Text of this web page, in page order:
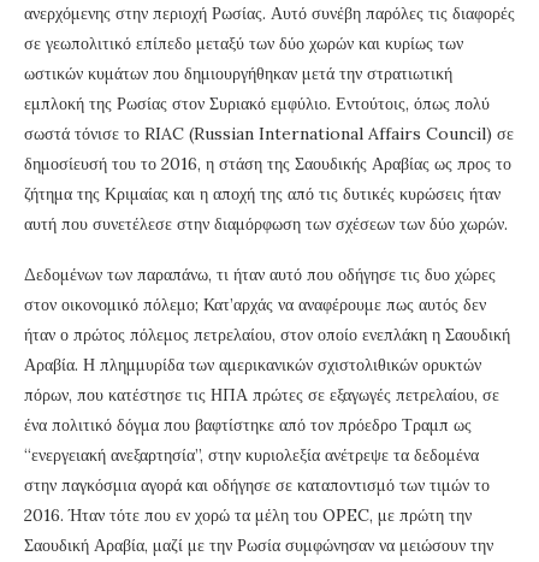
ανερχόμενης στην περιοχή Ρωσίας. Αυτό συνέβη παρόλες τις διαφορές
σε γεωπολιτικό επίπεδο μεταξύ των δύο χωρών και κυρίως των
ωστικών κυμάτων που δημιουργήθηκαν μετά την στρατιωτική
εμπλοκή της Ρωσίας στον Συριακό εμφύλιο. Εντούτοις, όπως πολύ
σωστά τόνισε το RIAC (Russian International Affairs Council) σε
δημοσίευσή του το 2016, η στάση της Σαουδικής Αραβίας ως προς το
ζήτημα της Κριμαίας και η αποχή της από τις δυτικές κυρώσεις ήταν
αυτή που συνετέλεσε στην διαμόρφωση των σχέσεων των δύο χωρών.
Δεδομένων των παραπάνω, τι ήταν αυτό που οδήγησε τις δυο χώρες
στον οικονομικό πόλεμο; Κατ’αρχάς να αναφέρουμε πως αυτός δεν
ήταν ο πρώτος πόλεμος πετρελαίου, στον οποίο ενεπλάκη η Σαουδική
Αραβία. Η πλημμυρίδα των αμερικανικών σχιστολιθικών ορυκτών
πόρων, που κατέστησε τις ΗΠΑ πρώτες σε εξαγωγές πετρελαίου, σε
ένα πολιτικό δόγμα που βαφτίστηκε από τον πρόεδρο Τραμπ ως
“ενεργειακή ανεξαρτησία”, στην κυριολεξία ανέτρεψε τα δεδομένα
στην παγκόσμια αγορά και οδήγησε σε καταποντισμό των τιμών το
2016. Ήταν τότε που εν χορώ τα μέλη του OPEC, με πρώτη την
Σαουδική Αραβία, μαζί με την Ρωσία συμφώνησαν να μειώσουν την